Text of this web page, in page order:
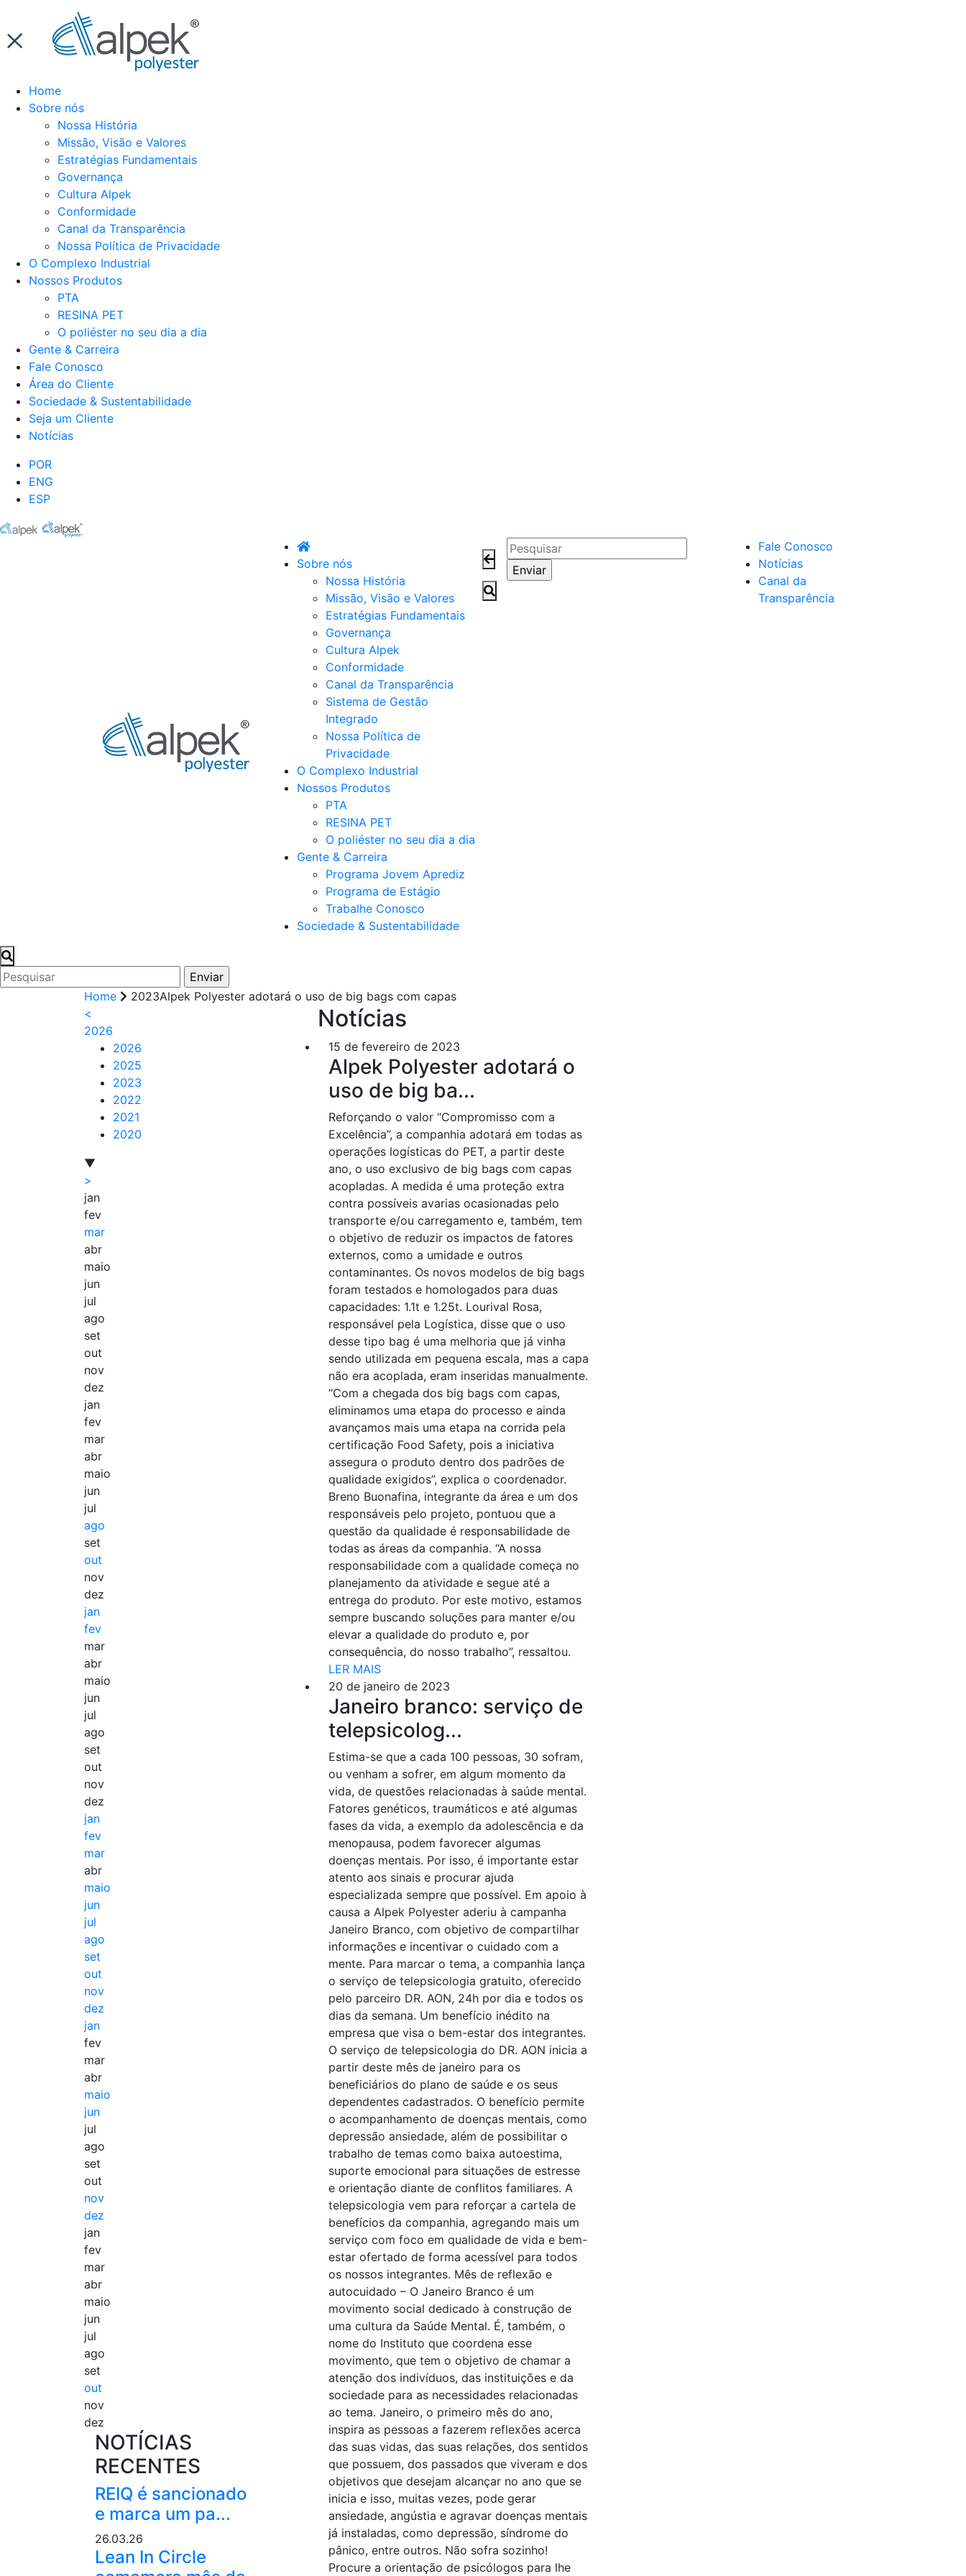
Home
Sobre nós
Nossa História
Missão, Visão e Valores
Estratégias Fundamentais
Governança
Cultura Alpek
Conformidade
Canal da Transparência
Nossa Política de Privacidade
O Complexo Industrial
Nossos Produtos
PTA
RESINA PET
O poliéster no seu dia a dia
Gente & Carreira
Fale Conosco
Área do Cliente
Sociedade & Sustentabilidade
Seja um Cliente
Notícias
POR
ENG
ESP
Sobre nós
Nossa História
Missão, Visão e Valores
Estratégias Fundamentais
Governança
Cultura Alpek
Conformidade
Canal da Transparência
Sistema de Gestão
Integrado
Nossa Política de
Privacidade
O Complexo Industrial
Nossos Produtos
PTA
RESINA PET
O poliéster no seu dia a dia
Gente & Carreira
Programa Jovem Aprediz
Programa de Estágio
Trabalhe Conosco
Sociedade & Sustentabilidade
Fale Conosco
Notícias
Canal da
Transparência
Home
2023Alpek Polyester adotará o uso de big bags com capas
<
2026
2026
2025
2023
2022
2021
2020
▼
>
jan
fev
mar
abr
maio
jun
jul
ago
set
out
nov
dez
jan
fev
mar
abr
maio
jun
jul
ago
set
out
nov
dez
jan
fev
mar
abr
maio
jun
jul
ago
set
out
nov
dez
jan
fev
mar
abr
maio
jun
jul
ago
set
out
nov
dez
jan
fev
mar
abr
maio
jun
jul
ago
set
out
nov
dez
jan
fev
mar
abr
maio
jun
jul
ago
set
out
nov
dez
NOTÍCIAS
RECENTES
REIQ é sancionado
e marca um pa...
26.03.26
Lean In Circle
Notícias
15 de fevereiro de 2023
Alpek Polyester adotará o
uso de big ba...
Reforçando o valor “Compromisso com a
Excelência”, a companhia adotará em todas as
operações logísticas do PET, a partir deste
ano, o uso exclusivo de big bags com capas
acopladas. A medida é uma proteção extra
contra possíveis avarias ocasionadas pelo
transporte e/ou carregamento e, também, tem
o objetivo de reduzir os impactos de fatores
externos, como a umidade e outros
contaminantes. Os novos modelos de big bags
foram testados e homologados para duas
capacidades: 1.1t e 1.25t. Lourival Rosa,
responsável pela Logística, disse que o uso
desse tipo bag é uma melhoria que já vinha
sendo utilizada em pequena escala, mas a capa
não era acoplada, eram inseridas manualmente.
“Com a chegada dos big bags com capas,
eliminamos uma etapa do processo e ainda
avançamos mais uma etapa na corrida pela
certificação Food Safety, pois a iniciativa
assegura o produto dentro dos padrões de
qualidade exigidos”, explica o coordenador.
Breno Buonafina, integrante da área e um dos
responsáveis pelo projeto, pontuou que a
questão da qualidade é responsabilidade de
todas as áreas da companhia. “A nossa
responsabilidade com a qualidade começa no
planejamento da atividade e segue até a
entrega do produto. Por este motivo, estamos
sempre buscando soluções para manter e/ou
elevar a qualidade do produto e, por
consequência, do nosso trabalho”, ressaltou.
LER MAIS
20 de janeiro de 2023
Janeiro branco: serviço de
telepsicolog...
Estima-se que a cada 100 pessoas, 30 sofram,
ou venham a sofrer, em algum momento da
vida, de questões relacionadas à saúde mental.
Fatores genéticos, traumáticos e até algumas
fases da vida, a exemplo da adolescência e da
menopausa, podem favorecer algumas
doenças mentais. Por isso, é importante estar
atento aos sinais e procurar ajuda
especializada sempre que possível. Em apoio à
causa a Alpek Polyester aderiu à campanha
Janeiro Branco, com objetivo de compartilhar
informações e incentivar o cuidado com a
mente. Para marcar o tema, a companhia lança
o serviço de telepsicologia gratuito, oferecido
pelo parceiro DR. AON, 24h por dia e todos os
dias da semana. Um benefício inédito na
empresa que visa o bem-estar dos integrantes.
O serviço de telepsicologia do DR. AON inicia a
partir deste mês de janeiro para os
beneficiários do plano de saúde e os seus
dependentes cadastrados. O benefício permite
o acompanhamento de doenças mentais, como
depressão ansiedade, além de possibilitar o
trabalho de temas como baixa autoestima,
suporte emocional para situações de estresse
e orientação diante de conflitos familiares. A
telepsicologia vem para reforçar a cartela de
benefícios da companhia, agregando mais um
serviço com foco em qualidade de vida e bem-
estar ofertado de forma acessível para todos
os nossos integrantes. Mês de reflexão e
autocuidado – O Janeiro Branco é um
movimento social dedicado à construção de
uma cultura da Saúde Mental. É, também, o
nome do Instituto que coordena esse
movimento, que tem o objetivo de chamar a
atenção dos indivíduos, das instituições e da
sociedade para as necessidades relacionadas
ao tema. Janeiro, o primeiro mês do ano,
inspira as pessoas a fazerem reflexões acerca
das suas vidas, das suas relações, dos sentidos
que possuem, dos passados que viveram e dos
objetivos que desejam alcançar no ano que se
inicia e isso, muitas vezes, pode gerar
ansiedade, angústia e agravar doenças mentais
já instaladas, como depressão, síndrome do
pânico, entre outros. Não sofra sozinho!
Procure a orientação de psicólogos para lhe